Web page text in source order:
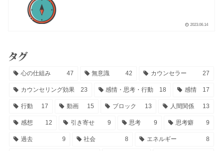
2023.06.14
タグ
心の仕組み 47 無意識 42 カウンセラー 27
カウンセリング効果 23 感情・思考・行動 18 感情 17
行動 17 動画 15 ブロック 13 人間関係 13
感想 12 引き寄せ 9 思考 9 思考癖 9
過去 9 社会 8 エネルギー 8